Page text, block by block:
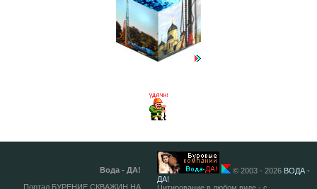
Вода - ДА!
Портал БУРЕНИЕ СКВАЖИН НА
© 2003 - 2026 ВОДА -
ДА!